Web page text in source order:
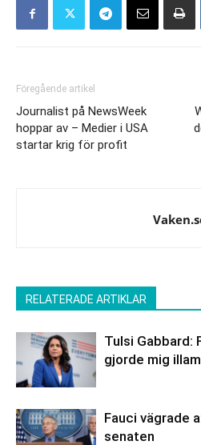
Föregående artikel
Journalist på NewsWeek
hoppar av – Medier i USA
startar krig för profit
RELATERADE ARTIKLAR
Tulsi Gabbard:
gjorde mig
Fauci vägrade
senaten